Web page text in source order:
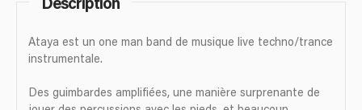
Description
Ataya est un one man band de musique live techno/trance
instrumentale.
Des guimbardes amplifiées, une manière surprenante de